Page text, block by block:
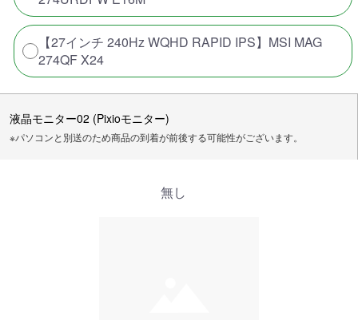
【27インチ 240Hz WQHD RAPID IPS】MSI MAG
274QF X24
液晶モニター02 (Pixioモニター)
※パソコンと別送のため商品の到着が前後する可能性がございます。
無し